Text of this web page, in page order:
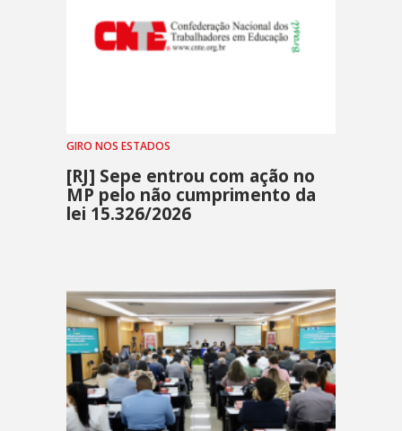
GIRO NOS ESTADOS
[RJ] Sepe entrou com ação no
MP pelo não cumprimento da
lei 15.326/2026